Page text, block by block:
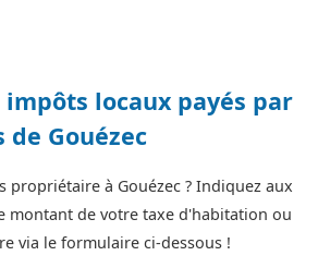
locaux payés par
Gouézec
propriétaire à Gouézec ? Indiquez aux
montant de votre taxe d'habitation ou
via le formulaire ci-dessous !